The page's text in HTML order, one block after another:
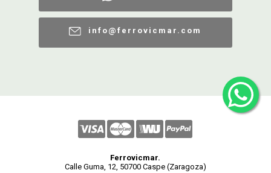
info@ferrovicmar.com
Ferrovicmar.
Calle Guma, 12, 50700 Caspe (Zaragoza)